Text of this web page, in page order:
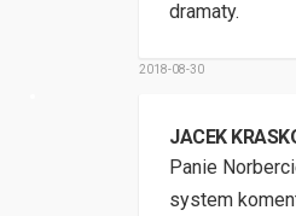
dramaty.
2018-08-30
JACEK
Panie
system